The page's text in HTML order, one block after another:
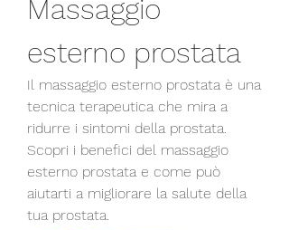
Massaggio
esterno prostata
Il massaggio esterno prostata è una
tecnica terapeutica che mira a
ridurre i sintomi della prostata.
Scopri i benefici del massaggio
esterno prostata e come può
aiutarti a migliorare la salute della
tua prostata.